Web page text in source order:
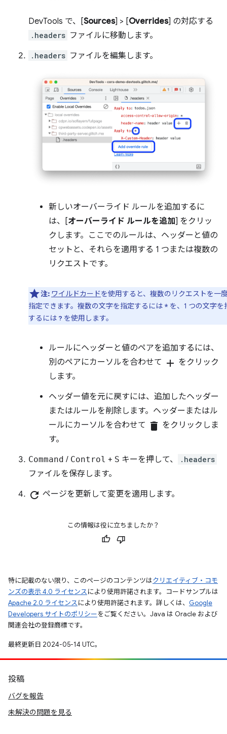
DevTools で、[Sources] > [Overrides] の対応する
.headers ファイルに移動します。
.headers ファイルを編集します。
新しいオーバーライド ルールを追加するに
は、[オーバーライド ルールを追加] をクリッ
クします。ここでのルールは、ヘッダーと値の
セットと、それらを適用する 1 つまたは複数の
リクエストです。
注: ワイルドカードを使用すると、複数のリクエストを一
指定できます。複数の文字を指定するには * を、1 つの文字を
するには ? を使用します。
ルールにヘッダーと値のペアを追加するには、
別のペアにカーソルを合わせて add をクリック
します。
ヘッダー値を元に戻すには、追加したヘッダー
またはルールを削除します。ヘッダーまたはル
ールにカーソルを合わせて delete をクリックしま
す。
Command / Control + S キーを押して、 .headers
ファイルを保存します。
refresh ページを更新して変更を適用します。
この情報は役に立ちましたか？
特に記載のない限り、このページのコンテンツはクリエイティブ・コモ
ンズの表示 4.0 ライセンスにより使用許諾されます。コードサンプルは
Apache 2.0 ライセンスにより使用許諾されます。詳しくは、 Google
Developers サイトのポリシーをご覧ください。Java は Oracle および
関連会社の登録商標です。
最終更新日 2024-05-14 UTC。
投稿
バグを報告
未解決の問題を見る